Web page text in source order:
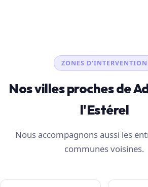
ZONES D'INTERVENTION
Nos villes proches de
l'Estérel
Nous accompagnons aussi les
communes voisines.